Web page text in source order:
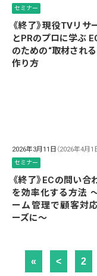
セミナー
《終了》現役TVリサ
とPRのプロに学ぶ
のための“取材され
作り方
2026年3月11日 （2026年4月1
セミナー
《終了》ECの問い合
を効率化する方法
ーム管理で顧客対
ーズに～
« < 2